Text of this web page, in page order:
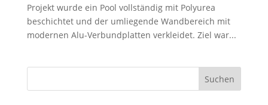
Projekt wurde ein Pool vollständig mit Polyurea
beschichtet und der umliegende Wandbereich mit
modernen Alu-Verbundplatten verkleidet. Ziel war...
Suchen